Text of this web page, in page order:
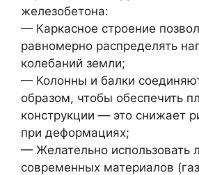
железобетона:
— Каркасное строение
равномерно распределять
колебаний земли;
— Колонны и балки
образом, чтобы обеспечить
конструкции — это снижает
при деформациях;
— Желательно использовать
современных материалов